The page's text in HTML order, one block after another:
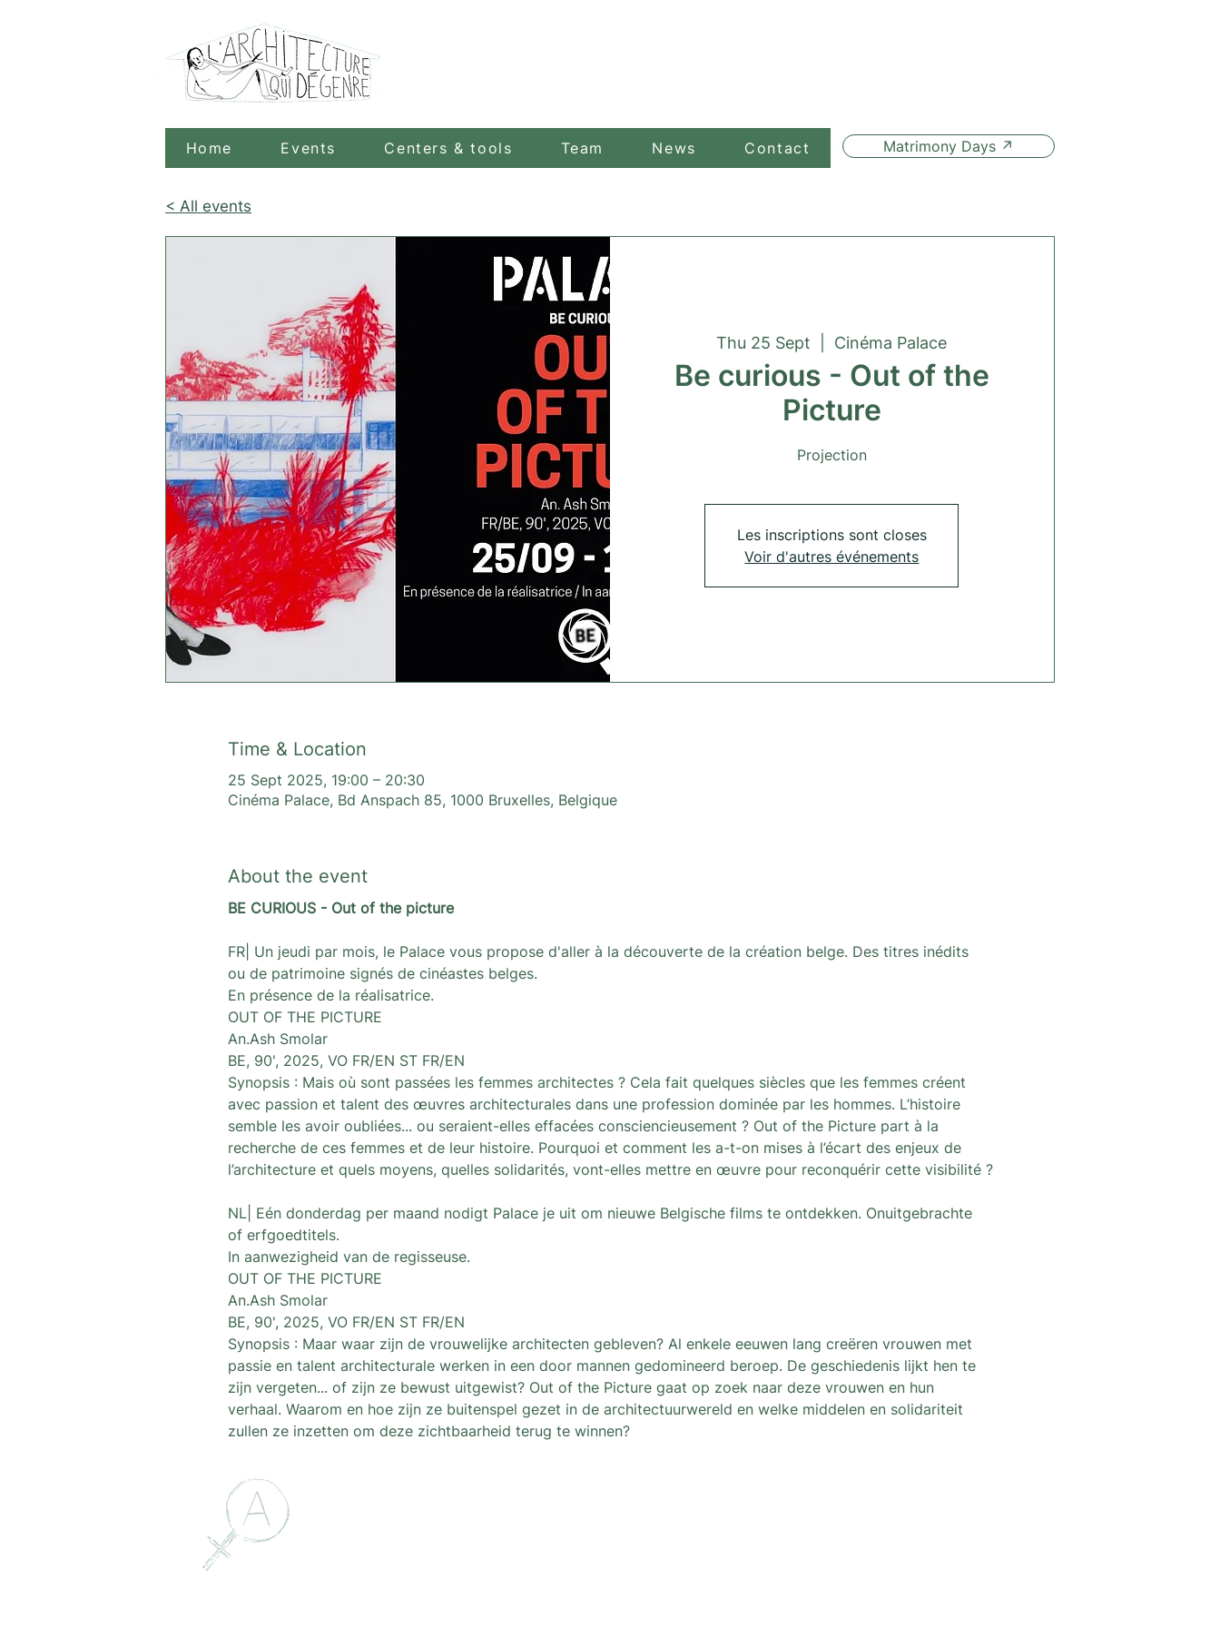
Home Events Centers & tools Team News Contact Matrimony Days ↗
< All events
Thu 25 Sept Cinéma Palace
Be curious - Out of the
Picture
Projection
Les inscriptions sont closes
Voir d'autres événements
Time & Location
25 Sept 2025, 19:00 – 20:30
Cinéma Palace, Bd Anspach 85, 1000 Bruxelles, Belgique
About the event
BE CURIOUS - Out of the picture
FR| Un jeudi par mois, le Palace vous propose d'aller à la découverte de la création belge. Des titres inédits
ou de patrimoine signés de cinéastes belges.
En présence de la réalisatrice.
OUT OF THE PICTURE
An.Ash Smolar
BE, 90', 2025, VO FR/EN ST FR/EN
Synopsis : Mais où sont passées les femmes architectes ? Cela fait quelques siècles que les femmes créent
avec passion et talent des œuvres architecturales dans une profession dominée par les hommes. L’histoire
semble les avoir oubliées... ou seraient-elles effacées consciencieusement ? Out of the Picture part à la
recherche de ces femmes et de leur histoire. Pourquoi et comment les a-t-on mises à l’écart des enjeux de
l’architecture et quels moyens, quelles solidarités, vont-elles mettre en œuvre pour reconquérir cette visibilité ?
NL| Eén donderdag per maand nodigt Palace je uit om nieuwe Belgische films te ontdekken. Onuitgebrachte
of erfgoedtitels.
In aanwezigheid van de regisseuse.
OUT OF THE PICTURE
An.Ash Smolar
BE, 90', 2025, VO FR/EN ST FR/EN
Synopsis : Maar waar zijn de vrouwelijke architecten gebleven? Al enkele eeuwen lang creëren vrouwen met
passie en talent architecturale werken in een door mannen gedomineerd beroep. De geschiedenis lijkt hen te
zijn vergeten... of zijn ze bewust uitgewist? Out of the Picture gaat op zoek naar deze vrouwen en hun
verhaal. Waarom en hoe zijn ze buitenspel gezet in de architectuurwereld en welke middelen en solidariteit
zullen ze inzetten om deze zichtbaarheid terug te winnen?